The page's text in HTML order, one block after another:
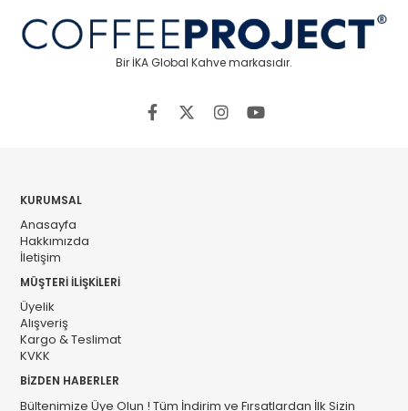
Bir İKA Global Kahve markasıdır.
KURUMSAL
Anasayfa
Hakkımızda
İletişim
MÜŞTERİ İLİŞKİLERİ
Üyelik
Alışveriş
Kargo & Teslimat
KVKK
BİZDEN HABERLER
Bültenimize Üye Olun ! Tüm İndirim ve Fırsatlardan İlk Sizin